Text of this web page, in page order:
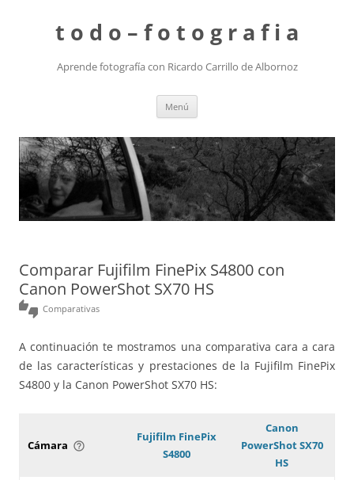
t o d o – f o t o g r a f i a
Aprende fotografía con Ricardo Carrillo de Albornoz
Menú
Comparar Fujifilm FinePix S4800 con
Canon PowerShot SX70 HS
thumbs_up_down Comparativas
A continuación te mostramos una comparativa cara a cara
de las características y prestaciones de la Fujifilm FinePix
S4800 y la Canon PowerShot SX70 HS:
Cámara help_outline
Fujifilm FinePix
S4800
Canon
PowerShot SX70
HS